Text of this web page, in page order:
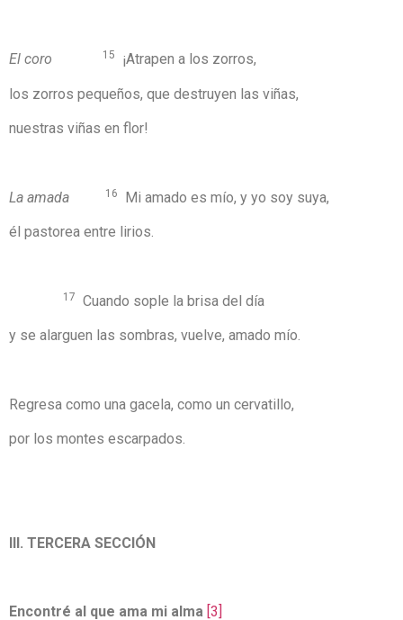
El coro 15 ¡Atrapen a los zorros,
los zorros pequeños, que destruyen las viñas,
nuestras viñas en flor!
La amada 16 Mi amado es mío, y yo soy suya,
él pastorea entre lirios.
17 Cuando sople la brisa del día
y se alarguen las sombras, vuelve, amado mío.
Regresa como una gacela, como un cervatillo,
por los montes escarpados.
III. TERCERA SECCIÓN
Encontré al que ama mi alma [3]